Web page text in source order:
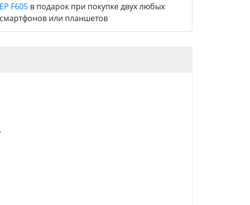
F605 в подарок при покупке двух любых
или планшетов
.